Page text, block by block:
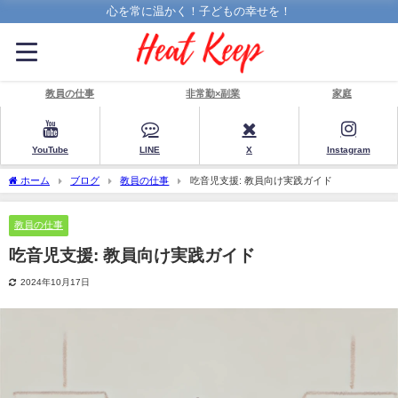
心を常に温かく！子どもの幸せを！
教員の仕事 非常勤×副業 家庭
YouTube LINE X Instagram
ホーム ブログ 教員の仕事 吃音児支援: 教員向け実践ガイド
教員の仕事
吃音児支援: 教員向け実践ガイド
2024年10月17日